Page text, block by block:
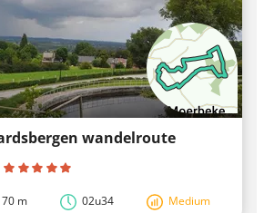
wandelroute
m 02u34 Medium